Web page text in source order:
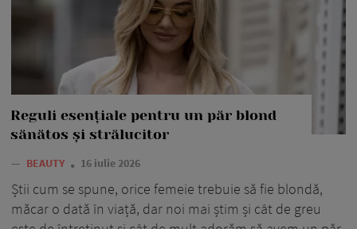
Reguli esențiale pentru un păr blond
sănătos și strălucitor
— BEAUTY 16 iulie 2026
Știi cum se spune, orice femeie trebuie să fie blondă,
măcar o dată în viață, dar noi mai știm și cât de greu